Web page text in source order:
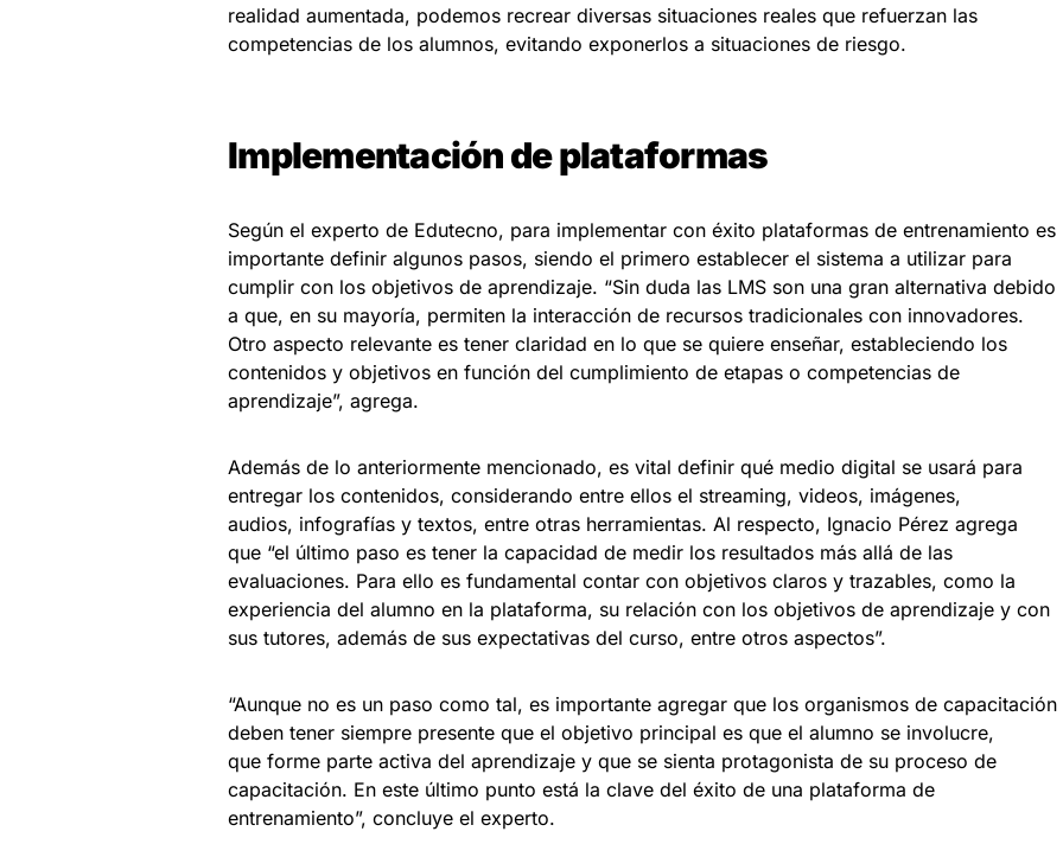
realidad aumentada, podemos recrear diversas situaciones reales que refuerzan las
competencias de los alumnos, evitando exponerlos a situaciones de riesgo.
Implementación de plataformas
Según el experto de Edutecno, para implementar con éxito plataformas de entrenamiento es
importante definir algunos pasos, siendo el primero establecer el sistema a utilizar para
cumplir con los objetivos de aprendizaje. “Sin duda las LMS son una gran alternativa debido
a que, en su mayoría, permiten la interacción de recursos tradicionales con innovadores.
Otro aspecto relevante es tener claridad en lo que se quiere enseñar, estableciendo los
contenidos y objetivos en función del cumplimiento de etapas o competencias de
aprendizaje”, agrega.
Además de lo anteriormente mencionado, es vital definir qué medio digital se usará para
entregar los contenidos, considerando entre ellos el streaming, videos, imágenes,
audios, infografías y textos, entre otras herramientas. Al respecto, Ignacio Pérez agrega
que “el último paso es tener la capacidad de medir los resultados más allá de las
evaluaciones. Para ello es fundamental contar con objetivos claros y trazables, como la
experiencia del alumno en la plataforma, su relación con los objetivos de aprendizaje y con
sus tutores, además de sus expectativas del curso, entre otros aspectos”.
“Aunque no es un paso como tal, es importante agregar que los organismos de capacitación
deben tener siempre presente que el objetivo principal es que el alumno se involucre,
que forme parte activa del aprendizaje y que se sienta protagonista de su proceso de
capacitación. En este último punto está la clave del éxito de una plataforma de
entrenamiento”, concluye el experto.